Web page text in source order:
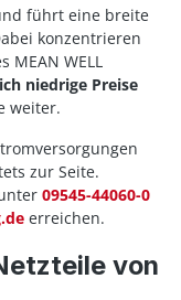
führt eine breite
konzentrieren
WELL
niedrige Preise
weiter.
zur Seite.
09545-44060-0
erreichen.
von